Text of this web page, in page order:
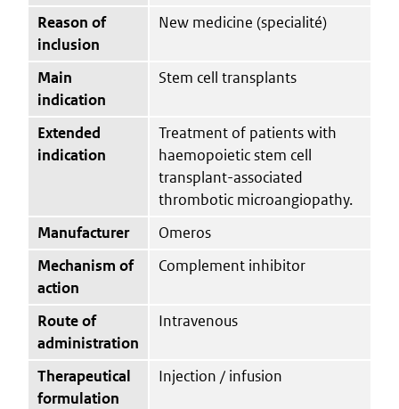
Reason of
inclusion
New medicine (specialité)
Main
indication
Stem cell transplants
Extended
indication
Treatment of patients with
haemopoietic stem cell
transplant-associated
thrombotic microangiopathy.
Manufacturer
Omeros
Mechanism of
action
Complement inhibitor
Route of
administration
Intravenous
Therapeutical
formulation
Injection / infusion